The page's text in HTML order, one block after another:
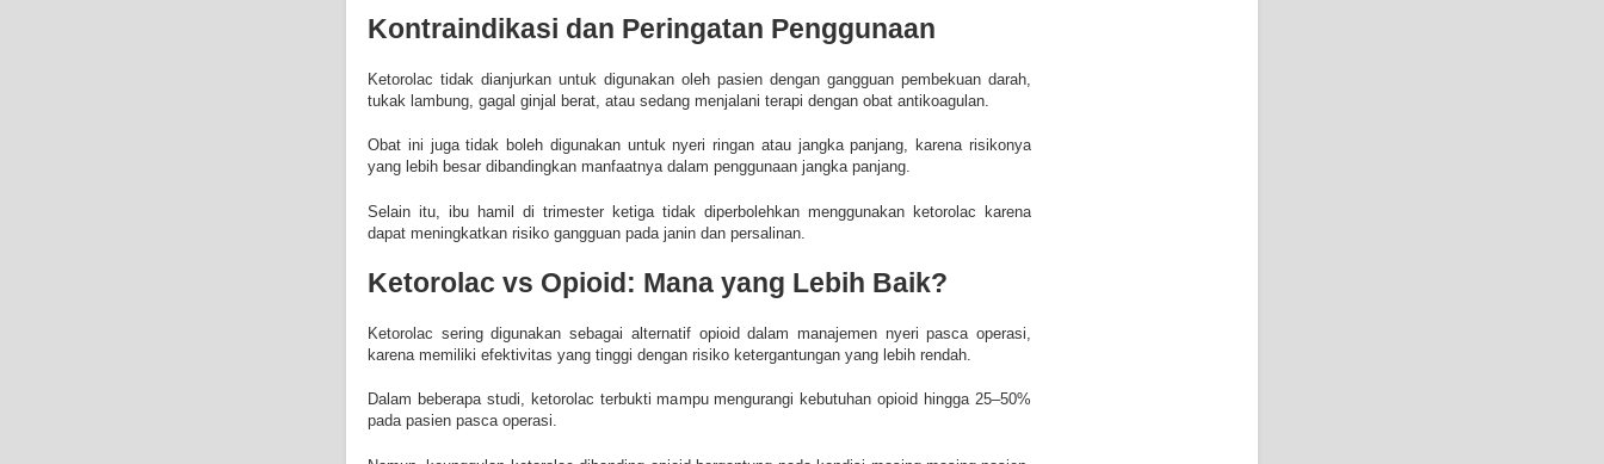
Kontraindikasi dan Peringatan Penggunaan
Ketorolac tidak dianjurkan untuk digunakan oleh pasien dengan gangguan pembekuan darah,
tukak lambung, gagal ginjal berat, atau sedang menjalani terapi dengan obat antikoagulan.
Obat ini juga tidak boleh digunakan untuk nyeri ringan atau jangka panjang, karena risikonya
yang lebih besar dibandingkan manfaatnya dalam penggunaan jangka panjang.
Selain itu, ibu hamil di trimester ketiga tidak diperbolehkan menggunakan ketorolac karena
dapat meningkatkan risiko gangguan pada janin dan persalinan.
Ketorolac vs Opioid: Mana yang Lebih Baik?
Ketorolac sering digunakan sebagai alternatif opioid dalam manajemen nyeri pasca operasi,
karena memiliki efektivitas yang tinggi dengan risiko ketergantungan yang lebih rendah.
Dalam beberapa studi, ketorolac terbukti mampu mengurangi kebutuhan opioid hingga 25–50%
pada pasien pasca operasi.